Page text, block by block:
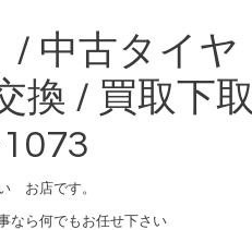
/ 中古タイヤ
換 / 買取下取
お店です。
なら何でもお任せ下さい